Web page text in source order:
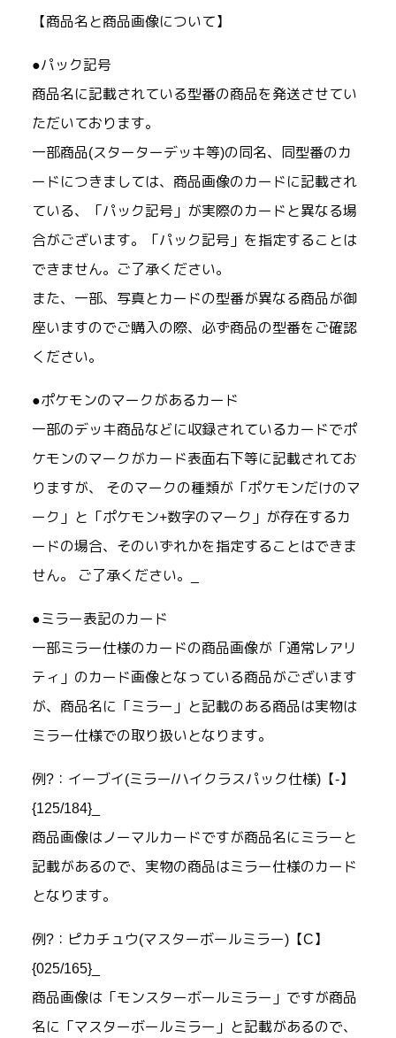
【商品名と商品画像について】
●パック記号
商品名に記載されている型番の商品を発送させてい
ただいております。
一部商品(スターターデッキ等)の同名、同型番のカ
ードにつきましては、商品画像のカードに記載され
ている、「パック記号」が実際のカードと異なる場
合がございます。「パック記号」を指定することは
できません。ご了承ください。
また、一部、写真とカードの型番が異なる商品が御
座いますのでご購入の際、必ず商品の型番をご確認
ください。
●ポケモンのマークがあるカード
一部のデッキ商品などに収録されているカードでポ
ケモンのマークがカード表面右下等に記載されてお
りますが、 そのマークの種類が「ポケモンだけのマ
ーク」と「ポケモン+数字のマーク」が存在するカ
ードの場合、そのいずれかを指定することはできま
せん。 ご了承ください。_
●ミラー表記のカード
一部ミラー仕様のカードの商品画像が「通常レアリ
ティ」のカード画像となっている商品がございます
が、商品名に「ミラー」と記載のある商品は実物は
ミラー仕様での取り扱いとなります。
例?：イーブイ(ミラー/ハイクラスパック仕様)【-】
{125/184}_
商品画像はノーマルカードですが商品名にミラーと
記載があるので、実物の商品はミラー仕様のカード
となります。
例?：ピカチュウ(マスターボールミラー)【C】
{025/165}_
商品画像は「モンスターボールミラー」ですが商品
名に「マスターボールミラー」と記載があるので、